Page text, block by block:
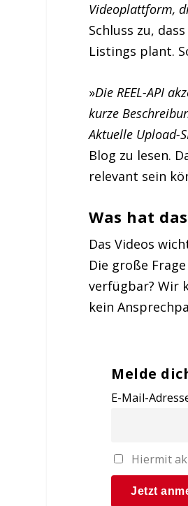
Videoplattform,
Schluss zu,
Listings plant.
»Die REEL-API
kurze
Aktuelle Upload-
Blog zu lesen.
relevant sein
Was hat
Das Videos
Die große
verfügbar? Wir
kein
Melde
E-Mail-
Hiermit